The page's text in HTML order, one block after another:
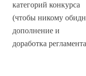
категорий конкурса
(чтобы никому
дополнение и
доработка